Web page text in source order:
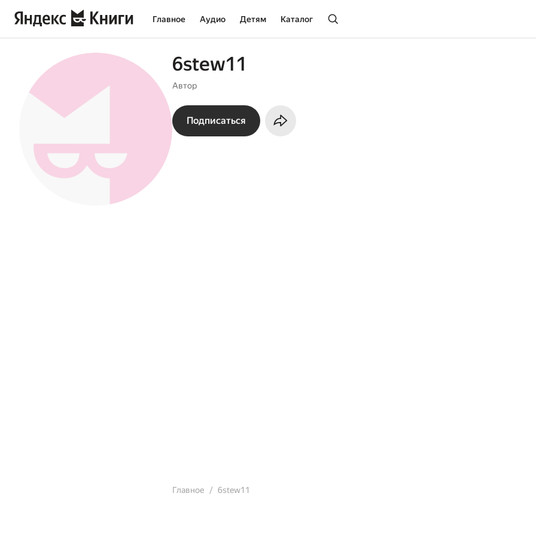
Главное Аудио Детям Каталог
6stew11
Автор
Подписаться
Главное 6stew11